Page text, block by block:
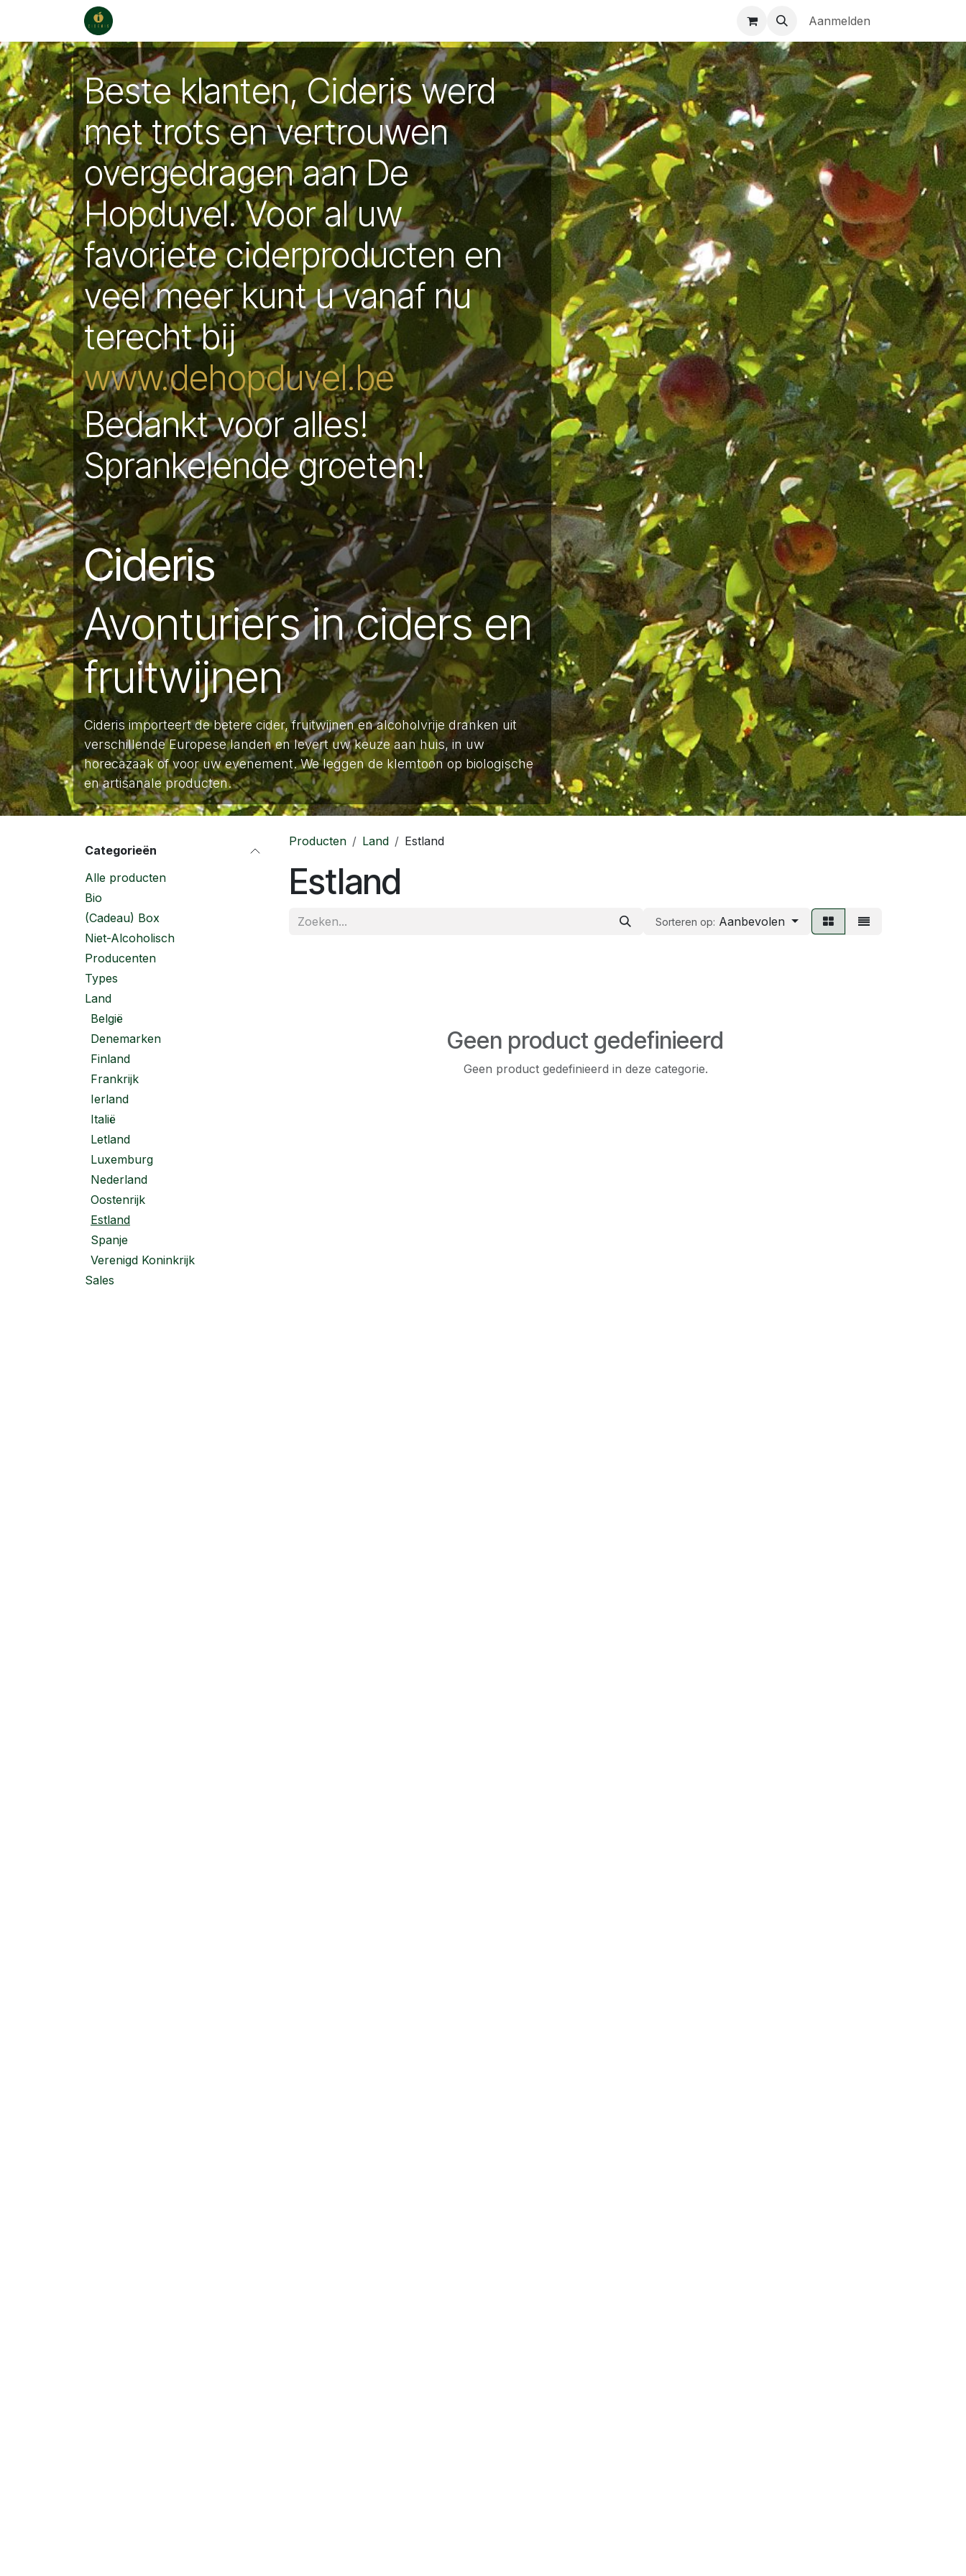
Overslaan naar inhoud
Aanmelden
Beste klanten, Cideris werd
met trots en vertrouwen
overgedragen aan De
Hopduvel. Voor al uw
favoriete ciderproducten en
veel meer kunt u vanaf nu
terecht bij
www.dehopduvel.be
Bedankt voor alles!
Sprankelende groeten!
Cideris
Avonturiers in ciders en
fruitwijnen
Cideris importeert de betere cider, fruitwijnen en alcoholvrije dranken uit
verschillende Europese landen en levert uw keuze aan huis, in uw
horecazaak of voor uw evenement. We leggen de klemtoon op biologische
en artisanale producten.
Categorieën
Alle producten
Bio
(Cadeau) Box
Niet-Alcoholisch
Producenten
Types
Land
België
Denemarken
Finland
Frankrijk
Ierland
Italië
Letland
Luxemburg
Nederland
Oostenrijk
Estland
Spanje
Verenigd Koninkrijk
Sales
Producten Land Estland
Estland
Sorteren op: Aanbevolen
Geen product gedefinieerd
Geen product gedefinieerd in deze categorie.